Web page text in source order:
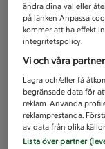
ändra dina val eller
på länken Anpassa
kommer att ha effekt
integritetspolicy.
Vi och våra
Lagra och/eller få
begränsade data för
reklam. Använda
reklamprestanda.
av data från olika
Lista över partner